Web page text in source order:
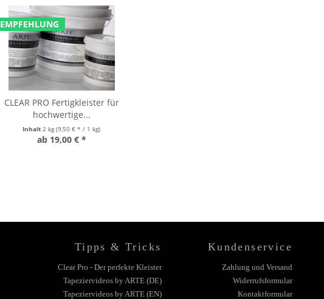
EMPFEHLUNG
CLEAR PRO Fertigkleister für
hochwertige...
Inhalt 2 kg (9,50 € * / 1 kg)
ab 19,00 € *
Tipps & Tricks
Clear Pro - Der perfekte Kleister
Tapeziervideos by ARTE (DE)
Tapeziervideos by ARTE (EN)
Kundenservice
Zahlung und Versand
Widerrufsformular
Kontaktformular